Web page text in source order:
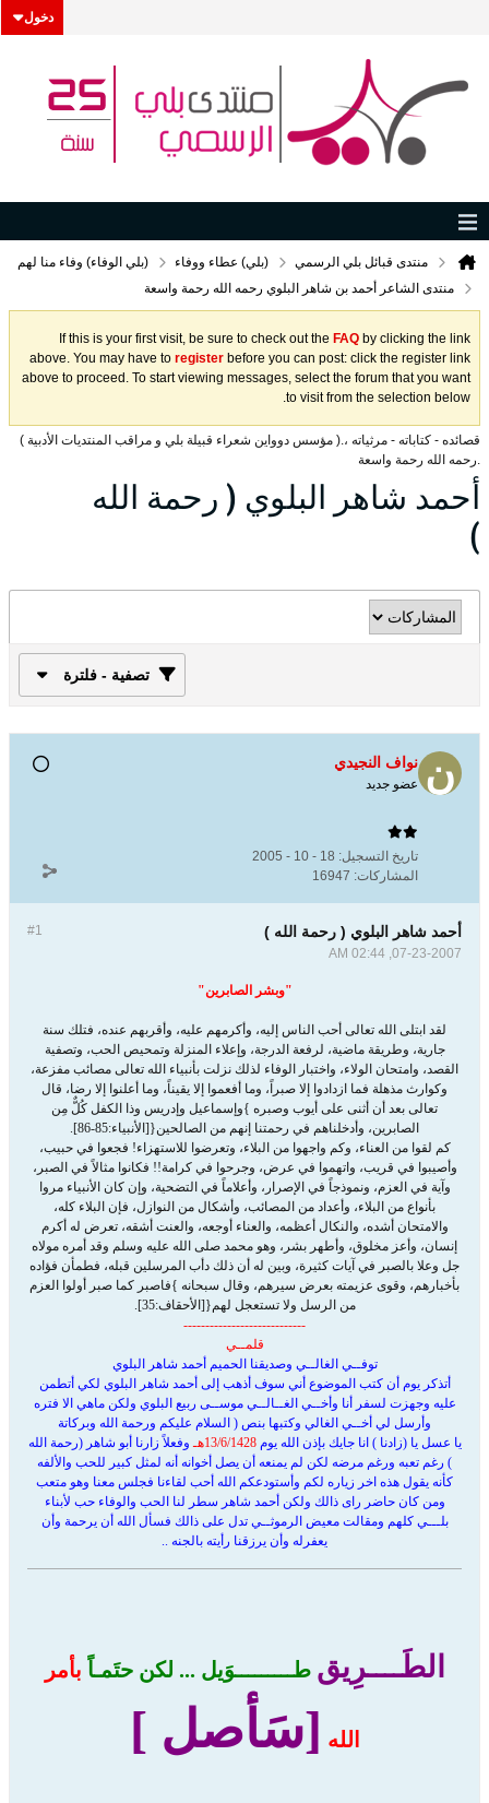
دخول
منتدى قبائل بلي الرسمي (بلي) عطاء ووفاء
(بلي الوفاء) وفاء منا لهم
منتدى الشاعر أحمد بن شاهر البلوي رحمه الله رحمة واسعة
If this is your first visit, be sure to check out the FAQ by clicking the link
above. You may have to register before you can post: click the register link
above to proceed. To start viewing messages, select the forum that you want
to visit from the selection below.
قصائده - كتاباته - مرثياته ،.( مؤسس دوواين شعراء قبيلة بلي و مراقب المنتديات الأدبية )
.رحمه الله رحمة واسعة
أحمد شاهر البلوي ( رحمة الله
)
تصفية - فلترة
نواف النجيدي
عضو جديد
تاريخ التسجيل: 18 - 10 - 2005
المشاركات: 16947
#1 أحمد شاهر البلوي ( رحمة الله )
07-23-2007, 02:44 AM
"وبشر الصابرين"
لقد ابتلى الله تعالى أحب الناس إليه، وأكرمهم عليه، وأقربهم عنده، فتلك سنة
جارية، وطريقة ماضية، لرفعة الدرجة، وإعلاء المنزلة وتمحيص الحب، وتصفية
القصد، وامتحان الولاء، واختبار الوفاء لذلك نزلت بأنبياء الله تعالى مصائب مفزعة،
وكوارث مذهلة فما ازدادوا إلا صبراً، وما أفعموا إلا يقيناً، وما أعلنوا إلا رضا، قال
تعالى بعد أن أثنى على أيوب وصبره }وإسماعيل وإدريس وذا الكفل كُلٌّ مِن
الصابرين، وأدخلناهم في رحمتنا إنهم من الصالحين{[الأنبياء:85-86].
كم لقوا من العناء، وكم واجهوا من البلاء، وتعرضوا للاستهزاء! فجعوا في حبيب،
وأصيبوا في قريب، واتهموا في عرض، وجرحوا في كرامة!! فكانوا مثالاً في الصبر،
وآية في العزم، ونموذجاً في الإصرار، وأعلاماً في التضحية، وإن كان الأنبياء مروا
بأنواع من البلاء، وأعداد من المصائب، وأشكال من النوازل، فإن البلاء كله،
والامتحان أشده، والنكال أعظمه، والعناء أوجعه، والعنت أشقه، تعرض له أكرم
إنسان، وأعز مخلوق، وأطهر بشر، وهو محمد صلى الله عليه وسلم وقد أمره مولاه
جل وعلا بالصبر في آيات كثيرة، وبين له أن ذلك دأب المرسلين قبله، فطمأن فؤاده
بأخبارهم، وقوى عزيمته بعرض سيرهم، وقال سبحانه }فاصبر كما صبر أولوا العزم
من الرسل ولا تستعجل لهم{[الأحقاف:35].
----------------------------
قلمــي
توفــي الغالــي وصديقنا الحميم أحمد شاهر البلوي
أتذكر يوم أن كتب الموضوع أني سوف أذهب إلى أحمد شاهر البلوي لكي أتطمن
عليه وجهزت لسفر أنا وأخــي الغــالــي موســى ربيع البلوي ولكن ماهي الا فتره
وأرسل لي أخــي الغالي وكتبها بنص ( السلام عليكم ورحمة الله وبركاتة
يا عسل يا (زادنا ) انا جايك بإذن الله يوم 13/6/1428هـ
وفعلاً زارنا أبو شاهر (رحمة الله
) رغم تعبه ورغم مرضه لكن لم يمنعه أن يصل أخوانه أنه لمثل كبير للحب والألفه
كأنه يقول هذه اخر زياره لكم وأستودعكم الله أحب لقاءنا فجلس معنا وهو متعب
ومن كان حاضر راى ذالك ولكن أحمد شاهر سطر لنا الحب والوفاء حب لأبناء
بلـــي كلهم ومقالت معيض الرموثــي تدل على ذالك فسأل الله أن يرحمة وأن
يعفرله وأن يرزقنا رأيته بالجنه ..
الطَــــرِيق طـــــــــوَيل ... لكن حتَمـاً بأمر
الله [سَأصل ]